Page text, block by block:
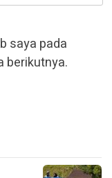
saya pada
berikutnya.